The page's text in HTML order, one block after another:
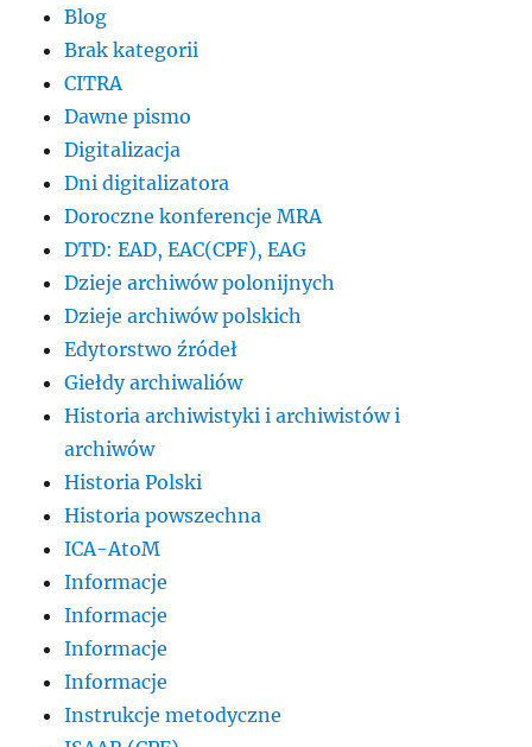
Blog
Brak kategorii
CITRA
Dawne pismo
Digitalizacja
Dni digitalizatora
Doroczne konferencje MRA
DTD: EAD, EAC(CPF), EAG
Dzieje archiwów polonijnych
Dzieje archiwów polskich
Edytorstwo źródeł
Giełdy archiwaliów
Historia archiwistyki i archiwistów i
archiwów
Historia Polski
Historia powszechna
ICA-AtoM
Informacje
Informacje
Informacje
Informacje
Instrukcje metodyczne